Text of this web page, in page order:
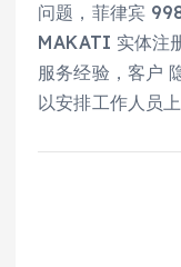
问题，菲律宾
MAKATI 实体注
服务经验，客户
以安排工作人员